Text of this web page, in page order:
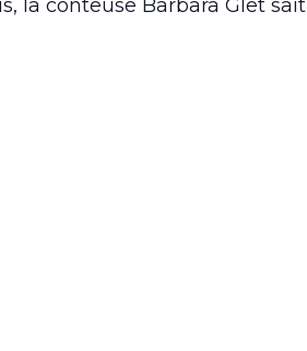
la conteuse Barbara Glet sait